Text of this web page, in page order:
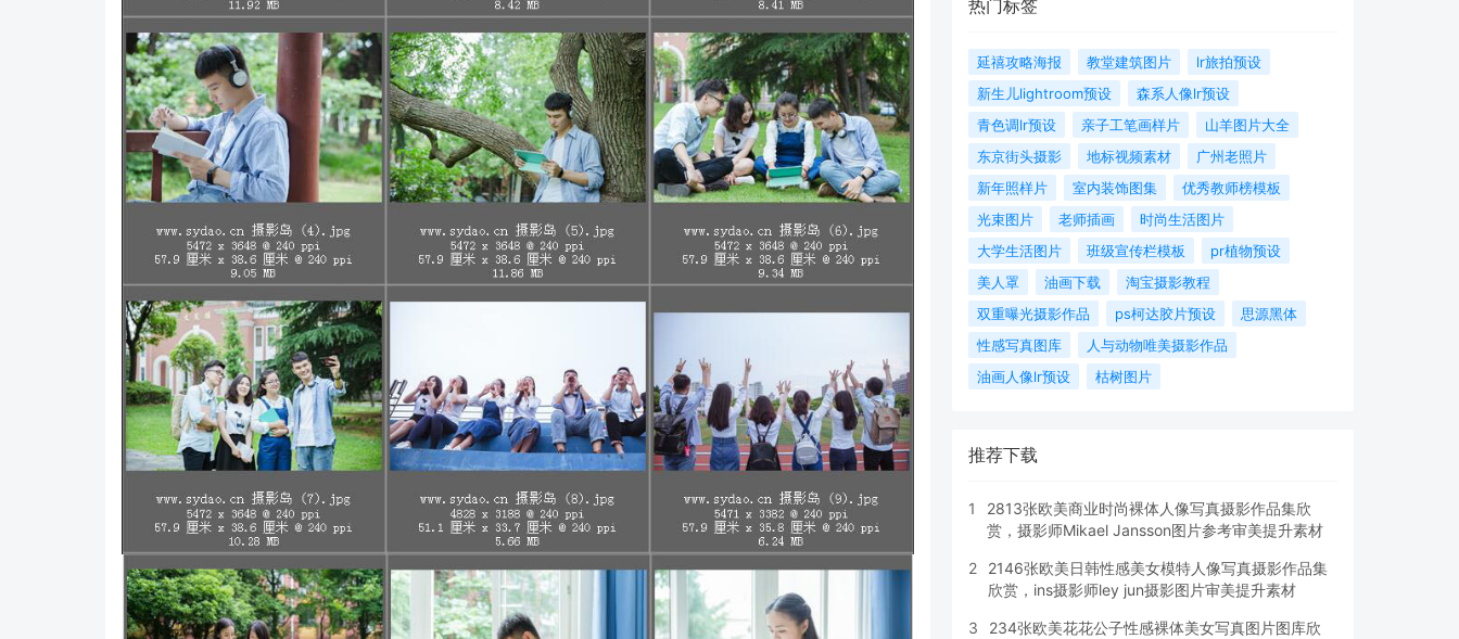
热门标签
延禧攻略海报 教堂建筑图片
lr旅拍预设
新生儿lightroom预设
森系人像lr预设
青色调lr预设
亲子工笔画样片
山羊图片大全
东京街头摄影
地标视频素材
广州老照片
新年照样片
室内装饰图集
优秀教师榜模板
光束图片
老师插画
时尚生活图片
大学生活图片
班级宣传栏模板
pr植物预设
美人罩
油画下载
淘宝摄影教程
双重曝光摄影作品
ps柯达胶片预设
思源黑体
性感写真图库
人与动物唯美摄影作品
油画人像lr预设
枯树图片
推荐下载
1
2813张欧美商业时尚裸体人像写真摄影作品集欣
赏，摄影师Mikael Jansson图片参考审美提升素材
2
2146张欧美日韩性感美女模特人像写真摄影作品集
欣赏，ins摄影师ley jun摄影图片审美提升素材
3
234张欧美花花公子性感裸体美女写真图片图库欣